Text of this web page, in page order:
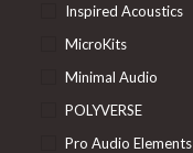
Inspired Acoustics
MicroKits
Minimal Audio
POLYVERSE
Pro Audio Elements